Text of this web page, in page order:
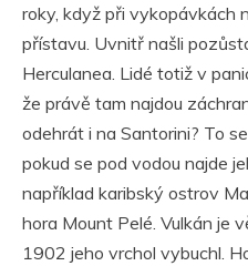
roky, když při vykopávkách
přístavu. Uvnitř našli
Herculanea. Lidé totiž v
že právě tam najdou
odehrát i na Santorini? To
pokud se pod vodou najde
například karibský ostrov
hora Mount Pelé. Vulkán je
1902 jeho vrchol vybuchl.